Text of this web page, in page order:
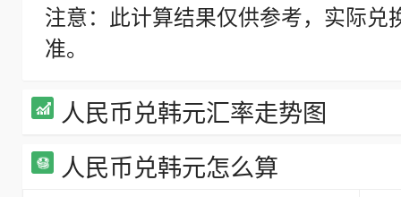
注意：此计算结果仅供参考，实际
准。
人民币兑韩元汇率走势图
人民币兑韩元怎么算